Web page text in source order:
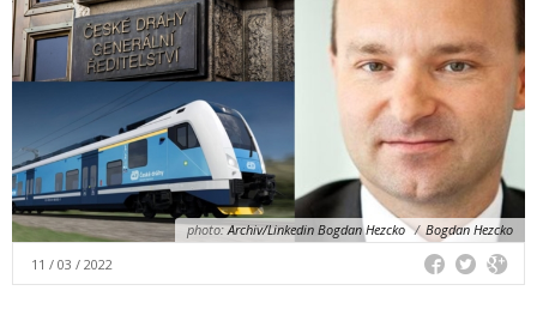
photo:Archiv/Linkedin Bogdan Hezcko / Bogdan Hezcko
11 / 03 / 2022